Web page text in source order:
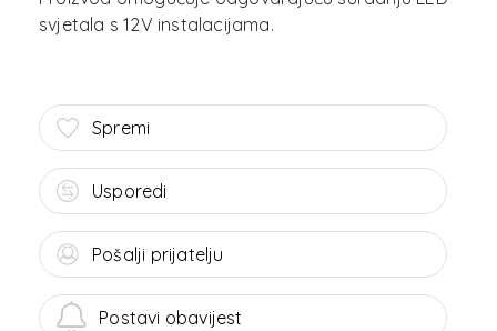
Spremi
Usporedi
Pošalji prijatelju
Postavi obavijest